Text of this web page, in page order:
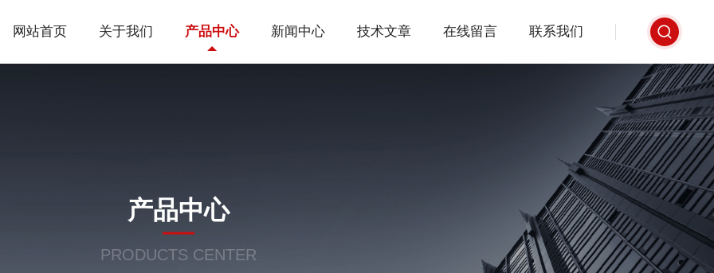
网站首页 关于我们 产品中心 新闻中心 技术文章 在线留言 联系我们
产品中心
PRODUCTS CENTER